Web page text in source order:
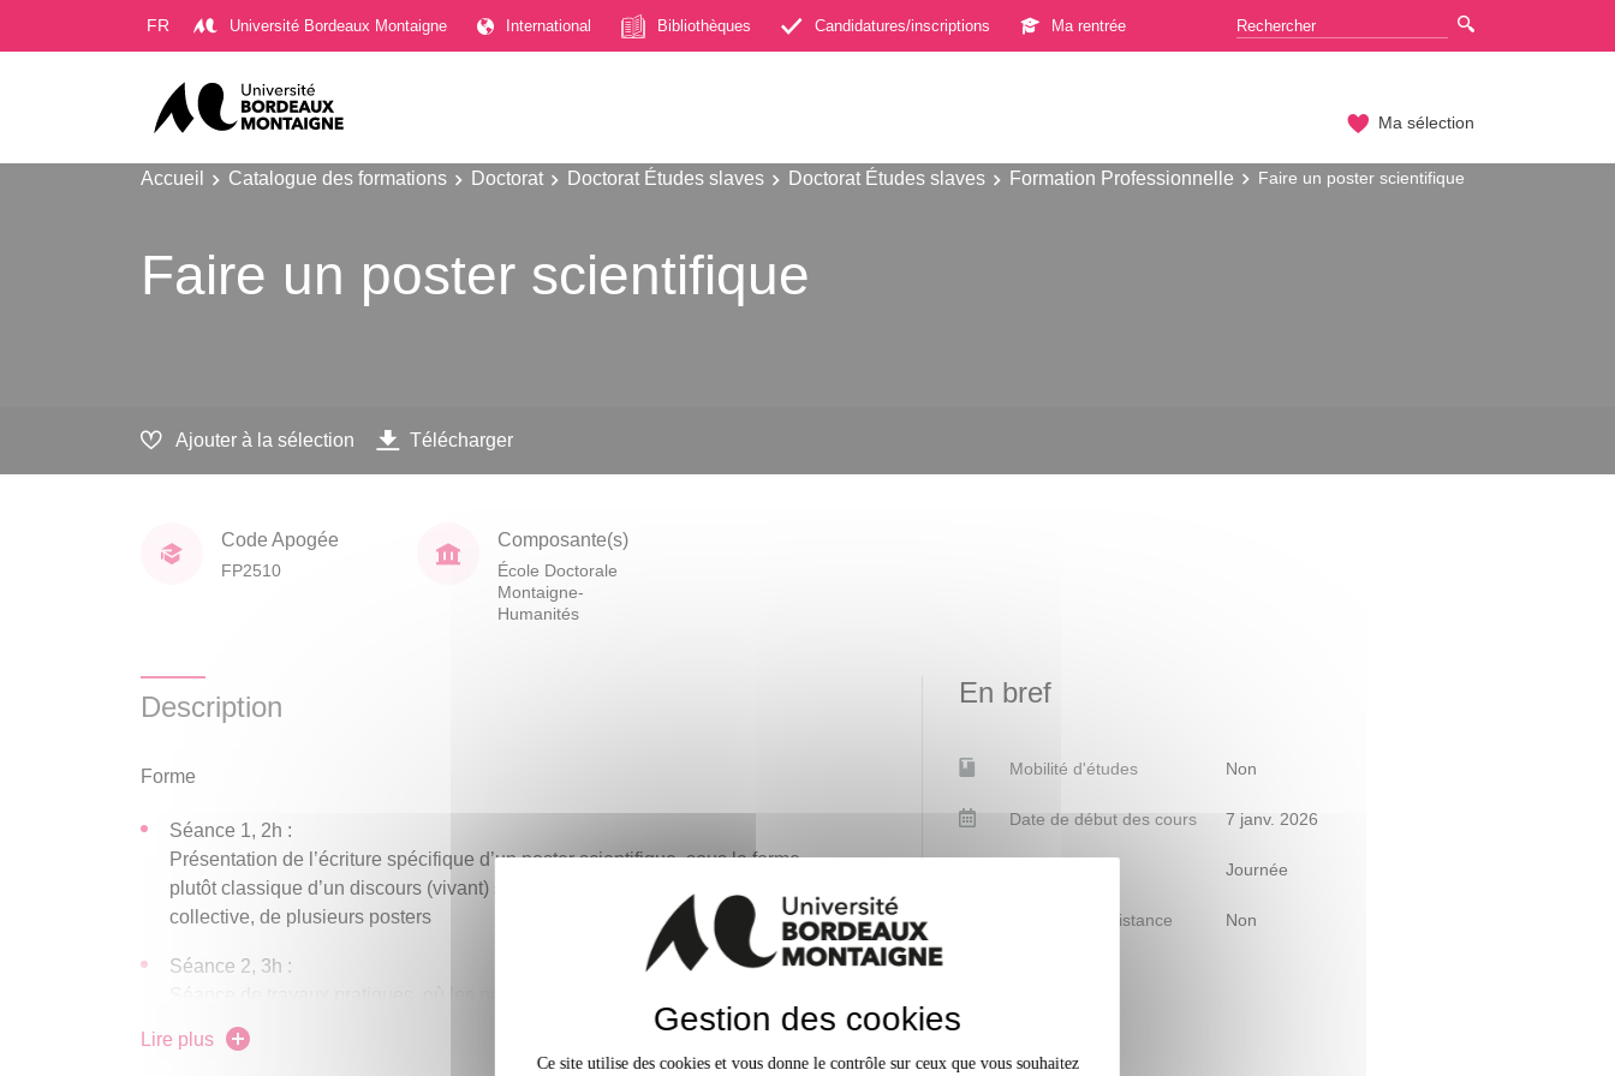
FR Université Bordeaux Montaigne International Bibliothèques Candidatures/inscriptions Ma rentrée
Ma sélection
Accueil Catalogue des formations Doctorat Doctorat Études slaves Doctorat Études slaves Formation Professionnelle Faire un poster scientifique
Faire un poster scientifique
Ajouter à la sélection Télécharger
Code Apogée
FP2510
Composante(s)
École Doctorale
Montaigne-
Humanités
Description
Forme
Séance 1, 2h :
Présentation de l’écriture spécifique d’un poster scientifique, sous la forme
plutôt classique d’un discours (vivant) s’appuyant sur l’analyse critique, et
collective, de plusieurs posters
Séance 2, 3h :
poster scientifique, sur leur sujet de thèse.
Lire plus
En bref
Mobilité d'études Non
Date de début des cours 7 janv. 2026
Journée
Accessible à distance Non
Contacts
Gestion des cookies
Ce site utilise des cookies et vous donne le contrôle sur ceux que vous souhaitez